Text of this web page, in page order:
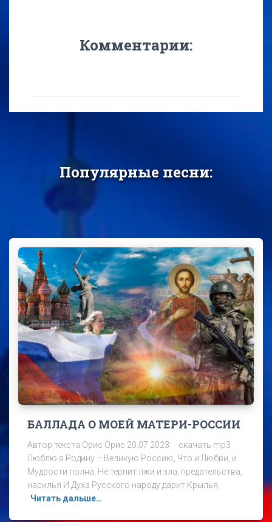
Комментарии:
Популярные песни:
БАЛЛАДА О МОЕЙ МАТЕРИ-РОССИИ
Автор текста Орис Орис 20.07.2023 скачать mp3
Люблю я Родину – Великую Россию, Что и Любви, и
Мудрости полна, Не терпит лжи и зла, предательства,
насилья И Духа Русского народу дарит Крылья,
Читать дальше…